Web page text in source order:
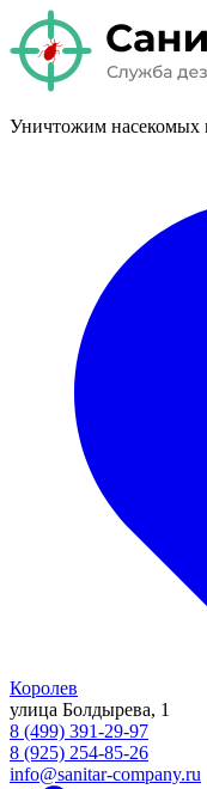
Уничтожим насекомых
Королев
улица Болдырева, 1
8 (499) 391-29-97
8 (925) 254-85-26
info@sanitar-company.ru